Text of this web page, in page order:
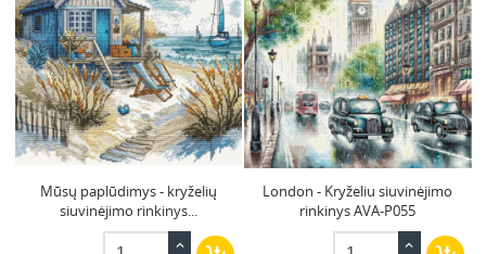
Mūsų paplūdimys - kryželių
siuvinėjimo rinkinys...
London - Kryželiu siuvinėjimo
rinkinys AVA-P055